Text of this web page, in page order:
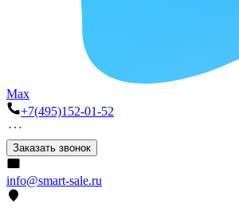
Max
+7(495)152-01-52
Заказать звонок
info@smart-sale.ru